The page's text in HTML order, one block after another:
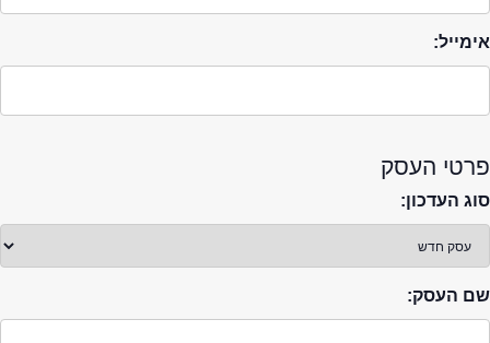
אימייל:
פרטי העסק
סוג העדכון:
שם העסק: